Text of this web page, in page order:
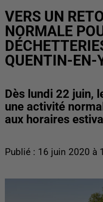
VERS UN
NORMALE
QUENTIN-EN-
Dès lundi 22 juin,
une activité
aux horaires
Publié : 16 juin 2020 à